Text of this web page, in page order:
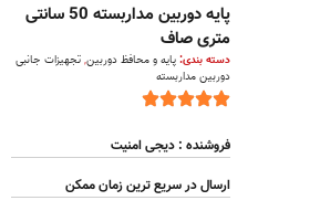
پایه دوربین مداربسته 50 سانتی
متری صاف
دسته بندی:پایه و محافظ دوربین,تجهیزات جانبی
دوربین مداربسته
فروشنده : دیجی امنیت
ارسال در سریع ترین زمان ممکن